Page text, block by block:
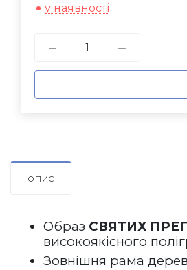
у наявності
ОПИС
Образ СВЯТИХ
високоякісного
Зовнішня рама